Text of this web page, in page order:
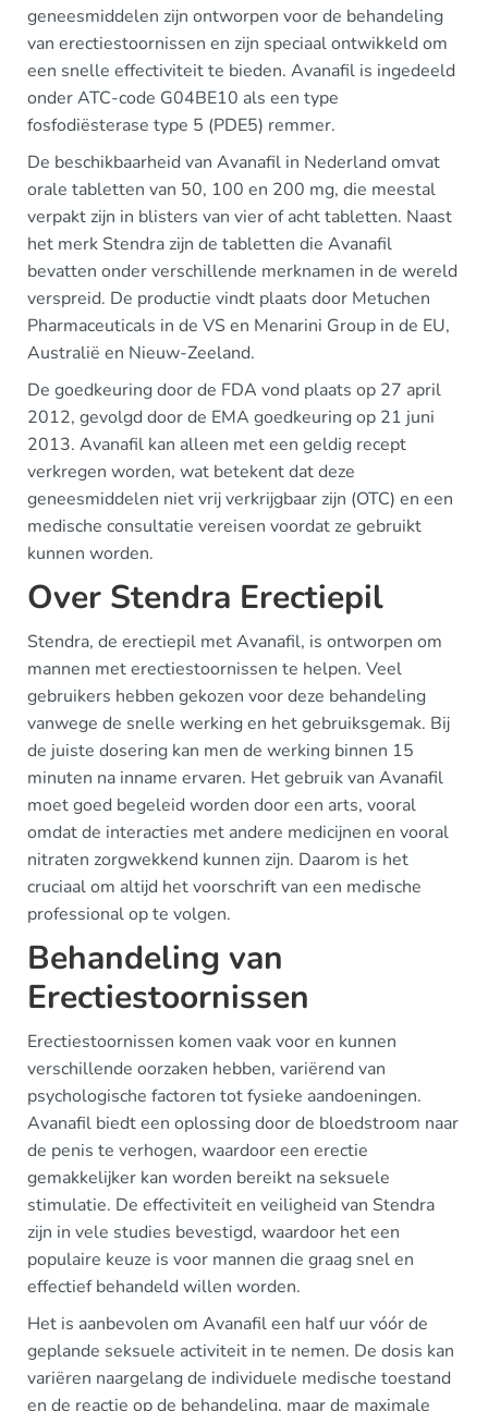
geneesmiddelen zijn ontworpen voor de behandeling
van erectiestoornissen en zijn speciaal ontwikkeld om
een snelle effectiviteit te bieden. Avanafil is ingedeeld
onder ATC-code G04BE10 als een type
fosfodiësterase type 5 (PDE5) remmer.
De beschikbaarheid van Avanafil in Nederland omvat
orale tabletten van 50, 100 en 200 mg, die meestal
verpakt zijn in blisters van vier of acht tabletten. Naast
het merk Stendra zijn de tabletten die Avanafil
bevatten onder verschillende merknamen in de wereld
verspreid. De productie vindt plaats door Metuchen
Pharmaceuticals in de VS en Menarini Group in de EU,
Australië en Nieuw-Zeeland.
De goedkeuring door de FDA vond plaats op 27 april
2012, gevolgd door de EMA goedkeuring op 21 juni
2013. Avanafil kan alleen met een geldig recept
verkregen worden, wat betekent dat deze
geneesmiddelen niet vrij verkrijgbaar zijn (OTC) en een
medische consultatie vereisen voordat ze gebruikt
kunnen worden.
Over Stendra Erectiepil
Stendra, de erectiepil met Avanafil, is ontworpen om
mannen met erectiestoornissen te helpen. Veel
gebruikers hebben gekozen voor deze behandeling
vanwege de snelle werking en het gebruiksgemak. Bij
de juiste dosering kan men de werking binnen 15
minuten na inname ervaren. Het gebruik van Avanafil
moet goed begeleid worden door een arts, vooral
omdat de interacties met andere medicijnen en vooral
nitraten zorgwekkend kunnen zijn. Daarom is het
cruciaal om altijd het voorschrift van een medische
professional op te volgen.
Behandeling van
Erectiestoornissen
Erectiestoornissen komen vaak voor en kunnen
verschillende oorzaken hebben, variërend van
psychologische factoren tot fysieke aandoeningen.
Avanafil biedt een oplossing door de bloedstroom naar
de penis te verhogen, waardoor een erectie
gemakkelijker kan worden bereikt na seksuele
stimulatie. De effectiviteit en veiligheid van Stendra
zijn in vele studies bevestigd, waardoor het een
populaire keuze is voor mannen die graag snel en
effectief behandeld willen worden.
Het is aanbevolen om Avanafil een half uur vóór de
geplande seksuele activiteit in te nemen. De dosis kan
variëren naargelang de individuele medische toestand
en de reactie op de behandeling, maar de maximale